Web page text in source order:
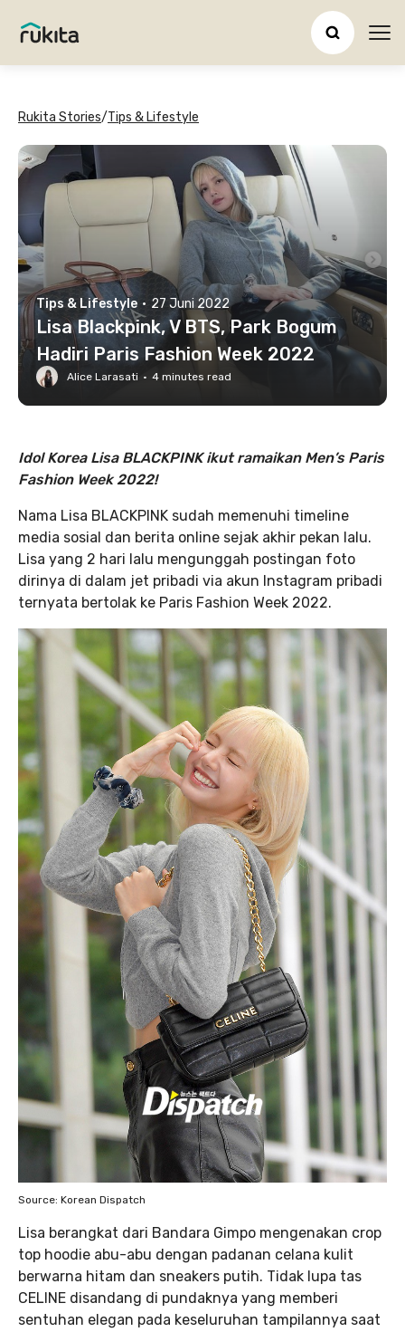
Rukita Stories/Tips & Lifestyle
Tips & Lifestyle · 27 Juni 2022
Lisa Blackpink, V BTS, Park Bogum
Hadiri Paris Fashion Week 2022
Alice Larasati · 4 minutes read
Idol Korea Lisa BLACKPINK ikut ramaikan Men’s Paris
Fashion Week 2022!
Nama Lisa BLACKPINK sudah memenuhi timeline
media sosial dan berita online sejak akhir pekan lalu.
Lisa yang 2 hari lalu mengunggah postingan foto
dirinya di dalam jet pribadi via akun Instagram pribadi
ternyata bertolak ke Paris Fashion Week 2022.
Source: Korean Dispatch
Lisa berangkat dari Bandara Gimpo mengenakan crop
top hoodie abu-abu dengan padanan celana kulit
berwarna hitam dan sneakers putih. Tidak lupa tas
CELINE disandang di pundaknya yang memberi
sentuhan elegan pada keseluruhan tampilannya saat